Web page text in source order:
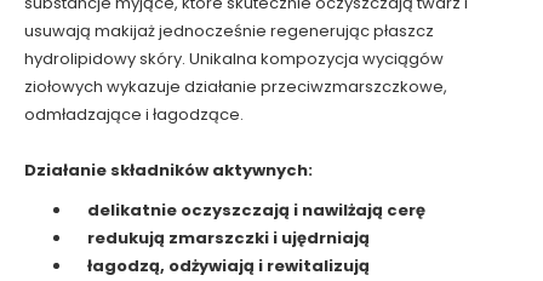
usuwają makijaż jednocześnie regenerując płaszcz
hydrolipidowy skóry. Unikalna kompozycja wyciągów
ziołowych wykazuje działanie przeciwzmarszczkowe,
odmładzające i łagodzące.
Działanie składników aktywnych:
delikatnie oczyszczają i nawilżają cerę
redukują zmarszczki i ujędrniają
łagodzą, odżywiają i rewitalizują